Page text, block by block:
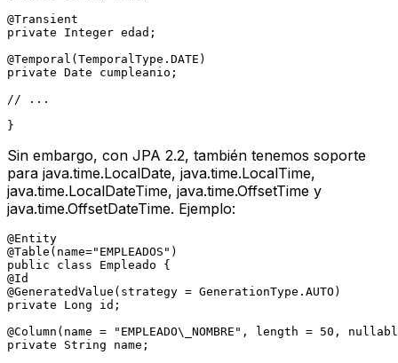
@Transient
private Integer edad;
@Temporal(TemporalType.DATE)
private Date cumpleanio;
// ...
Sin embargo, con JPA 2.2, también tenemos soporte
para java.time.LocalDate, java.time.LocalTime,
java.time.LocalDateTime, java.time.OffsetTime y
java.time.OffsetDateTime. Ejemplo:
@Entity
@Table(name="EMPLEADOS")
public
class Empleado
@Id
@GeneratedValue(strategy = GenerationType.AUTO)
private Long id;
@Column(name = "EMPLEADO\_NOMBRE", length = 50,
private String name;